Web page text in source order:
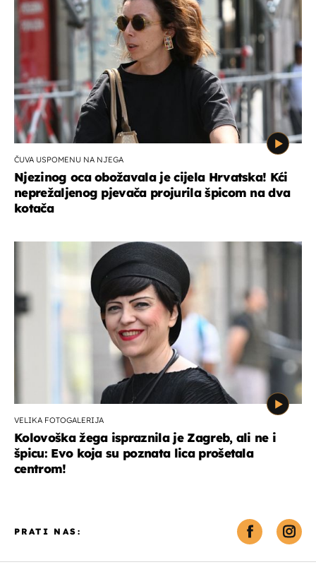
ČUVA USPOMENU NA NJEGA
Njezinog oca obožavala je cijela Hrvatska! Kći
neprežaljenog pjevača projurila špicom na dva
kotača
VELIKA FOTOGALERIJA
Kolovoška žega ispraznila je Zagreb, ali ne i
špicu: Evo koja su poznata lica prošetala
centrom!
PRATI NAS: